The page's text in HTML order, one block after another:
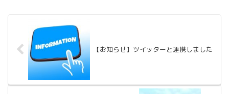
【お知らせ】ツイッターと連携しました